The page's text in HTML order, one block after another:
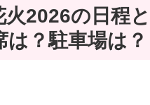
火2026の日程
は？駐車場は？